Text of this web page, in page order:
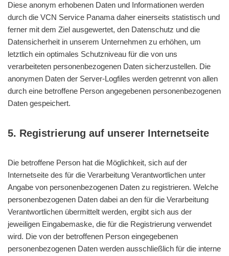
Diese anonym erhobenen Daten und Informationen werden
durch die VCN Service Panama daher einerseits statistisch und
ferner mit dem Ziel ausgewertet, den Datenschutz und die
Datensicherheit in unserem Unternehmen zu erhöhen, um
letztlich ein optimales Schutzniveau für die von uns
verarbeiteten personenbezogenen Daten sicherzustellen. Die
anonymen Daten der Server-Logfiles werden getrennt von allen
durch eine betroffene Person angegebenen personenbezogenen
Daten gespeichert.
5. Registrierung auf unserer Internetseite
Die betroffene Person hat die Möglichkeit, sich auf der
Internetseite des für die Verarbeitung Verantwortlichen unter
Angabe von personenbezogenen Daten zu registrieren. Welche
personenbezogenen Daten dabei an den für die Verarbeitung
Verantwortlichen übermittelt werden, ergibt sich aus der
jeweiligen Eingabemaske, die für die Registrierung verwendet
wird. Die von der betroffenen Person eingegebenen
personenbezogenen Daten werden ausschließlich für die interne